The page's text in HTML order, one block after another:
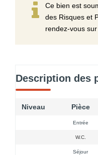
Ce bien est
des Risques et
rendez-vous sur
Description des
Niveau Pièce
Entrée
W.C.
Séjour